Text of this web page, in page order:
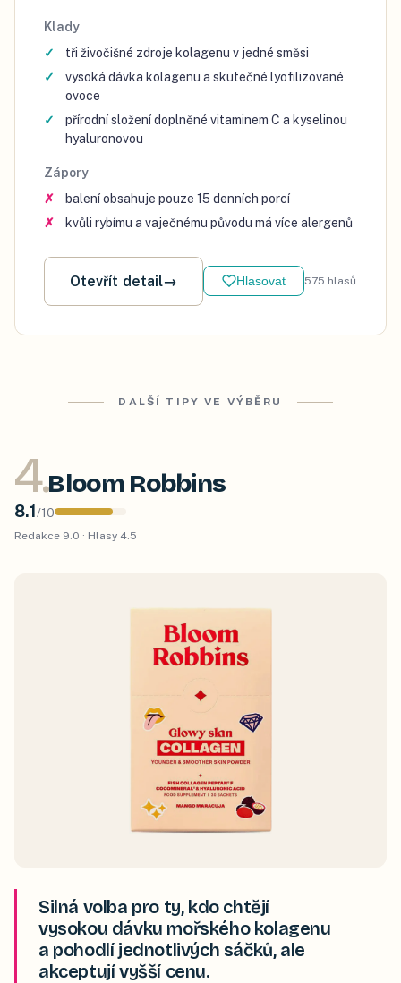
Klady
tři živočišné zdroje kolagenu v jedné směsi
vysoká dávka kolagenu a skutečné lyofilizované
ovoce
přírodní složení doplněné vitaminem C a kyselinou
hyaluronovou
Zápory
balení obsahuje pouze 15 denních porcí
kvůli rybímu a vaječnému původu má více alergenů
Otevřít detail→ Hlasovat 575 hlasů
DALŠÍ TIPY VE VÝBĚRU
4.Bloom Robbins
8.1/10
Redakce 9.0 · Hlasy 4.5
Silná volba pro ty, kdo chtějí
vysokou dávku mořského kolagenu
a pohodlí jednotlivých sáčků, ale
akceptují vyšší cenu.